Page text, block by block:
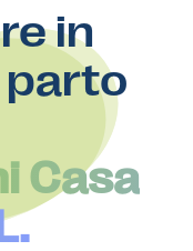
in
parto
Casa